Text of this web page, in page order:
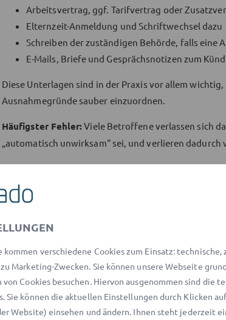
Arbeitsvertrag, ggf. Tarifvertrag oder
Elternzeit-Anmeldung und Schriftwechsel dazu
Schreiben der zuständigen Behörde, falls eine
E-Mails, Briefe und Gesprächsnotizen zum
Diese Unterlagen sind in der Praxis vor allem
Ausnahmegründe sauber einzuordnen.
Häufigster Fehler: Viele Betroffene verlassen sich
„automatisch unwirksam“ sei, und verlieren dadurch
Fakt vs. Einzelfall: Was ist
wirklich darauf an?
Sicher ist:
Während der Elternzeit besteht ein
Der Schutz beginnt nicht erst mit dem ersten
geregelten Vorwirkungszeitraum.
kommen verschiedene Cookies zum Einsatz: technische,
Marketing-Zwecken. Sie können unsere Webseite
von Cookies besuchen. Hiervon ausgenommen sind die
Sie können die aktuellen Einstellungen durch Klicken
Website) einsehen und ändern. Ihnen steht jederzeit